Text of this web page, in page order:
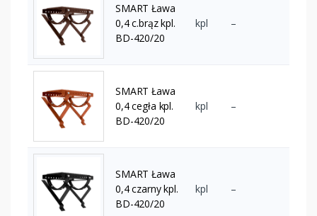
SMART Ława
0,4 c.brąz kpl.
BD-420/20
kpl –
SMART Ława
0,4 cegła kpl.
BD-420/20
kpl –
SMART Ława
0,4 czarny kpl.
BD-420/20
kpl –